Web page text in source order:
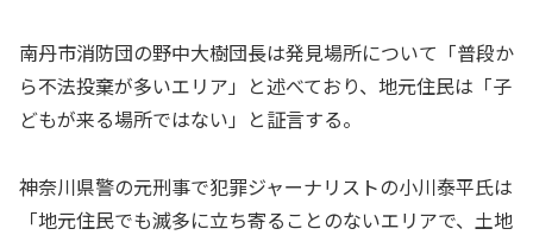
南丹市消防団の野中大樹団長は発見場所について「普段か
ら不法投棄が多いエリア」と述べており、地元住民は「子
どもが来る場所ではない」と証言する。
神奈川県警の元刑事で犯罪ジャーナリストの小川泰平氏は
「地元住民でも滅多に立ち寄ることのないエリアで、土地